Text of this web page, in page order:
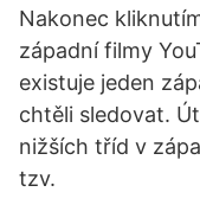
Nakonec
západní filmy
existuje jeden
chtěli sledovat.
nižších tříd v
tzv.